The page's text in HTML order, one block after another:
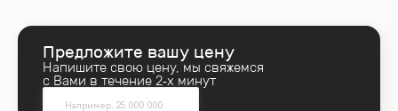
Предложите вашу цену
Напишите свою цену, мы свяжемся
с Вами в течение 2‑х минут